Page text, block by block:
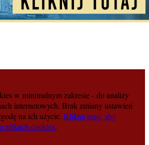
w minimalnym zakresie - do analizy
internetowych. Brak zmiany ustawień
na ich użycie. Kliknij tutaj, aby
plikach cookies.